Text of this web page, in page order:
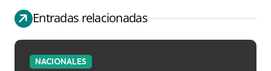
e
g
a
Entradas relacionadas
NACIONALES